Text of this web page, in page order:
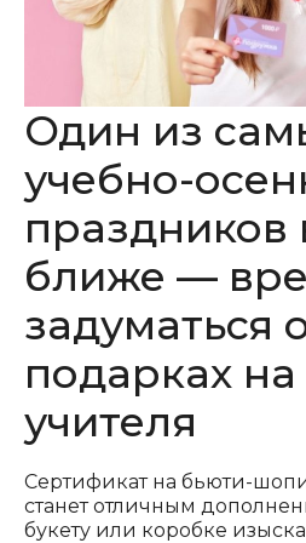
Один из
учебно-
праздников
ближе —
задуматься
подарках
учителя
Сертификат на бьюти-
станет отличным
букету или коробке